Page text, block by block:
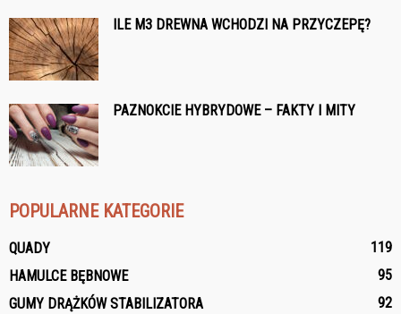
ILE M3 DREWNA WCHODZI NA PRZYCZEPĘ?
PAZNOKCIE HYBRYDOWE – FAKTY I MITY
POPULARNE KATEGORIE
QUADY
119
HAMULCE BĘBNOWE
95
GUMY DRĄŻKÓW STABILIZATORA
92